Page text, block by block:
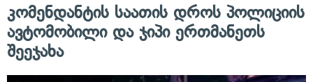
კომენდანტის საათის დროს პოლიციის
ავტომობილი და ჯიპი ერთმანეთს
შეეჯახა